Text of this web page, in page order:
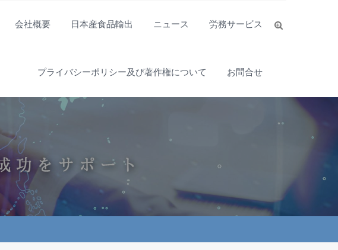
会社概要 日本産食品輸出 ニュース 労務サービス
プライバシーポリシー及び著作権について お問合せ